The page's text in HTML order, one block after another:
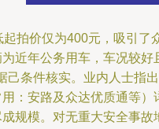
拍价仅为400元，吸引
近年公务用车，车况较
条件核实。业内人士指
：安路及众达优质通等
规模。对无重大安全事